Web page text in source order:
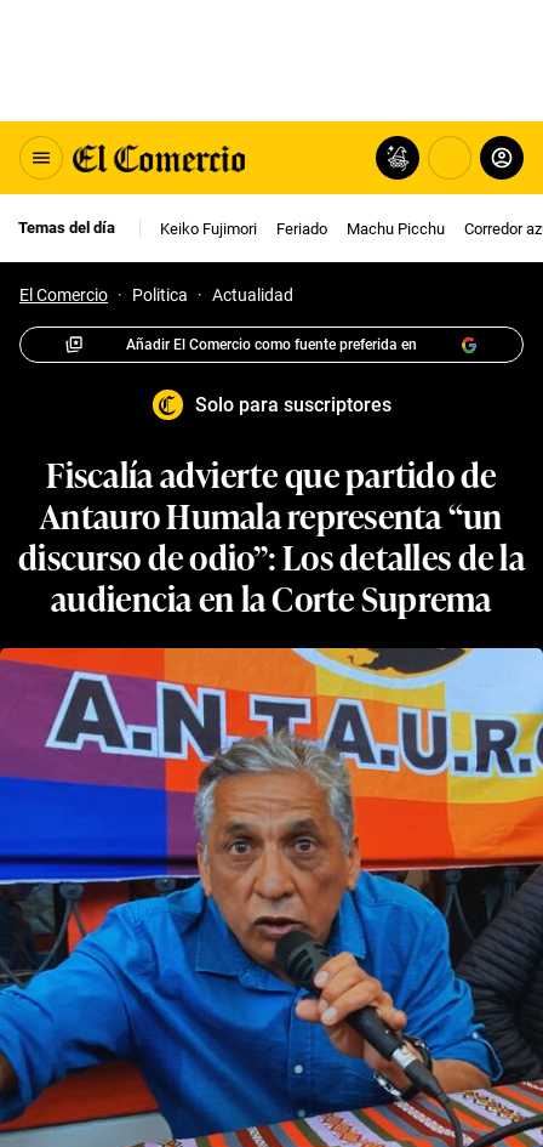
Temas del día Keiko Fujimori Feriado Machu Picchu Corredor
El Comercio · Politica · Actualidad
Añadir El Comercio como fuente preferida en
Solo para suscriptores
Fiscalía advierte que partido de
Antauro Humala representa “un
discurso de odio”: Los detalles de la
audiencia en la Corte Suprema